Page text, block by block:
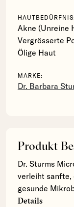
Akne (Unreine
Vergrösserte
Ölige Haut
MARKE:
Dr. Barbara
Produkt
Dr. Sturms
verleiht sanfte,
gesunde
Details